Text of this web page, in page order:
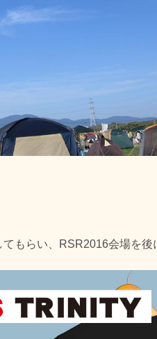
もらい、RSR2016会場を後